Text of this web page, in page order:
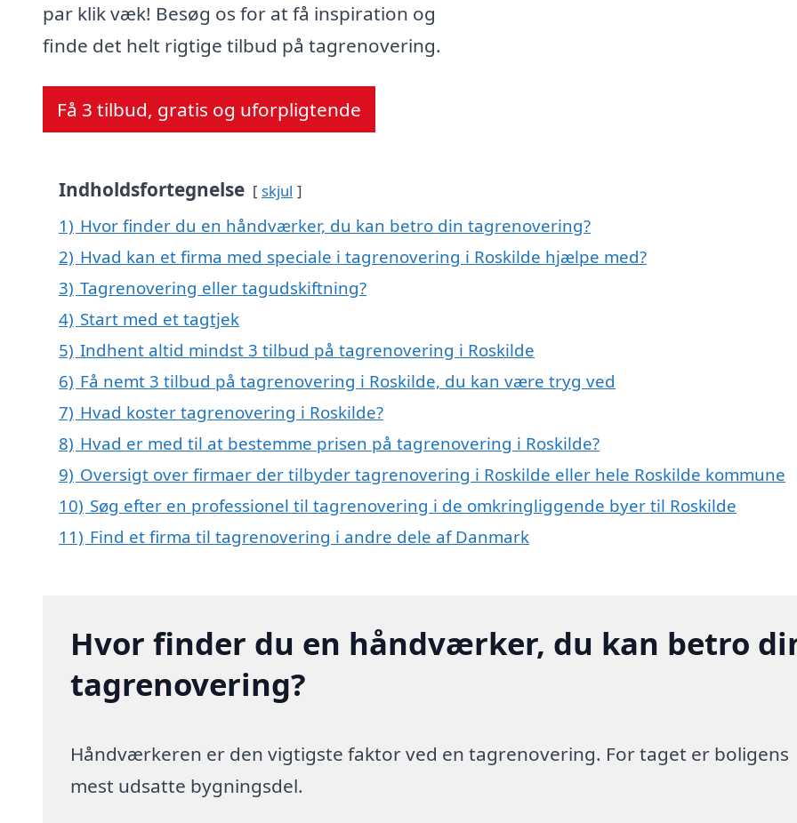
par klik væk! Besøg os for at få inspiration og
finde det helt rigtige tilbud på tagrenovering.
Få 3 tilbud, gratis og uforpligtende
Indholdsfortegnelse skjul
1) Hvor finder du en håndværker, du kan betro din tagrenovering?
2) Hvad kan et firma med speciale i tagrenovering i Roskilde hjælpe med?
3) Tagrenovering eller tagudskiftning?
4) Start med et tagtjek
5) Indhent altid mindst 3 tilbud på tagrenovering i Roskilde
6) Få nemt 3 tilbud på tagrenovering i Roskilde, du kan være tryg ved
7) Hvad koster tagrenovering i Roskilde?
8) Hvad er med til at bestemme prisen på tagrenovering i Roskilde?
9) Oversigt over firmaer der tilbyder tagrenovering i Roskilde eller hele Roskilde kommune
10) Søg efter en professionel til tagrenovering i de omkringliggende byer til Roskilde
11) Find et firma til tagrenovering i andre dele af Danmark
Hvor finder du en håndværker, du kan betro
tagrenovering?
Håndværkeren er den vigtigste faktor ved en tagrenovering. For taget er boligens
mest udsatte bygningsdel.